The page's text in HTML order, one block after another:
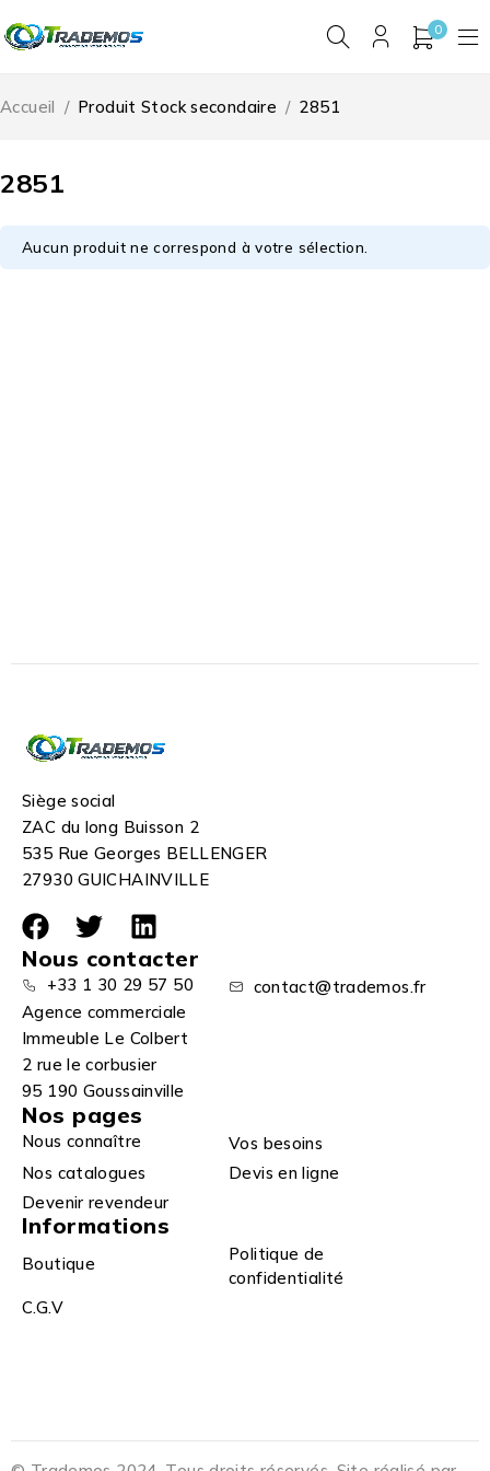
0
2851
Accueil / Produit Stock secondaire / 2851
Aucun produit ne correspond à votre sélection.
Siège social
ZAC du long Buisson 2
535 Rue Georges BELLENGER
27930 GUICHAINVILLE
Nous contacter
+33 1 30 29 57 50
contact@trademos.fr
Agence commerciale
Immeuble Le Colbert
2 rue le corbusier
95 190 Goussainville
Nos pages
Nous connaître
Vos besoins
Nos catalogues
Devis en ligne
Devenir revendeur
Informations
Boutique
Politique de
confidentialité
C.G.V